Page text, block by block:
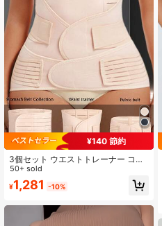
1.1K フォロワー
1.1K フォロワー
4.83 1.1K フォロワー
4.83 1.1K フォロワー
1.1K フォロワー
¥140 節約
3個セット ウエストトレーナー コル
セット、強力なシェイプ ウエストシ
ンチャー & バックサポートベルト、
通気性のあるタミーコントロールガ
50+ sold
¥1,281 -10%